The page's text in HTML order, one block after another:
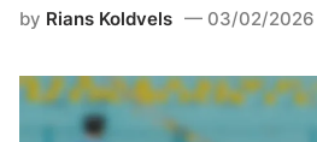
n
by Rians Koldvels 03/02/2026